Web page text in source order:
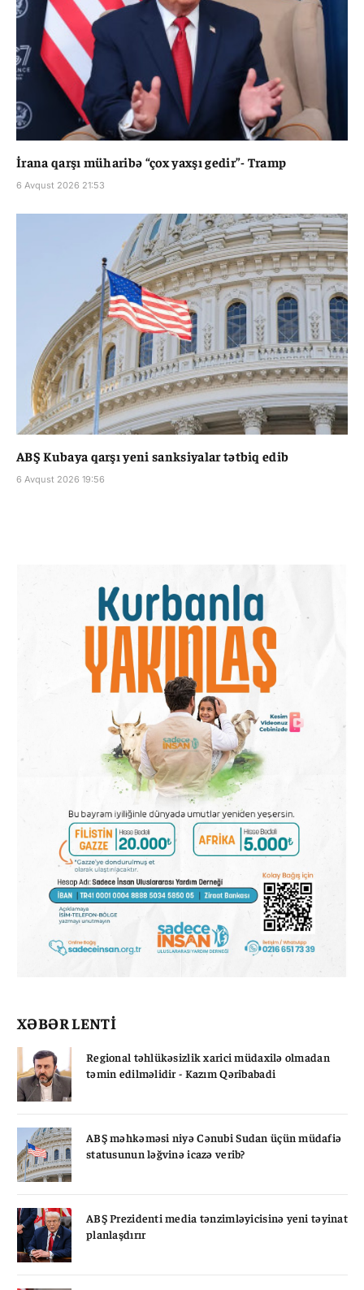
İrana qarşı müharibə “çox yaxşı gedir”- Tramp
6 Avqust 2026 21:53
ABŞ Kubaya qarşı yeni sanksiyalar tətbiq edib
6 Avqust 2026 19:56
XƏBƏR LENTİ
Regional təhlükəsizlik xarici müdaxilə olmadan
təmin edilməlidir - Kazım Qəribabadi
ABŞ məhkəməsi niyə Cənubi Sudan üçün müdafiə
statusunun ləğvinə icazə verib?
ABŞ Prezidenti media tənzimləyicisinə yeni təyinat
planlaşdırır